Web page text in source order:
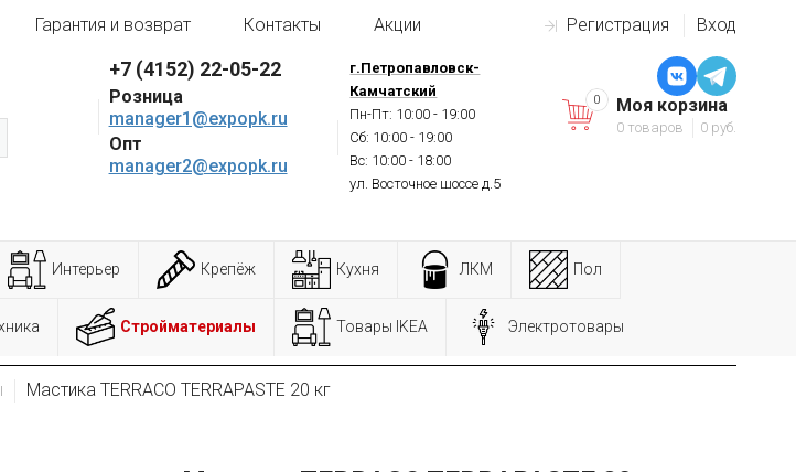
Регистрация Вход
Гарантия и возврат Контакты Акции
+7 (4152) 22-05-22
Розница
manager1@expopk.ru
Опт
manager2@expopk.ru
г.Петропавловск-
Камчатский
Пн-Пт: 10:00 - 19:00
Сб: 10:00 - 19:00
Вс: 10:00 - 18:00
ул. Восточное шоссе д.5
Моя корзина
0 товаров 0 руб.
0
Интерьер Крепёж Кухня ЛКМ Пол
Стройматериалы Товары IKEA Электротовары
Мастика TERRACO TERRAPASTE 20 кг